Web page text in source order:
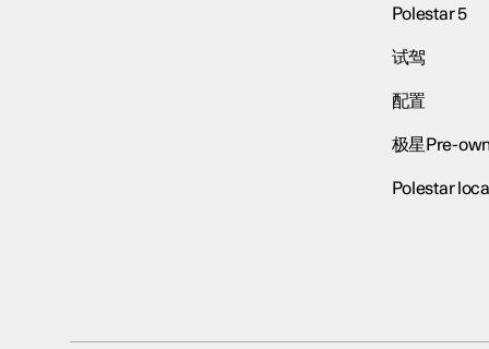
Polestar 5
试驾
配置
极星Pre-
Polestar